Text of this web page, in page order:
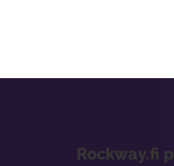
Rockway.fi